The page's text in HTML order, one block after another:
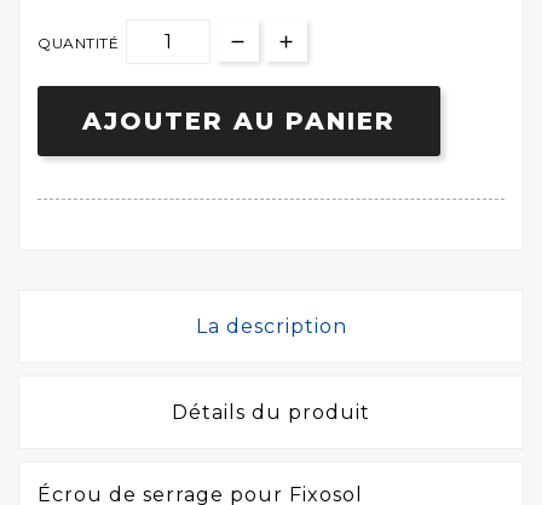
QUANTITÉ
AJOUTER AU PANIER
La description
Détails du produit
Écrou de serrage pour Fixosol